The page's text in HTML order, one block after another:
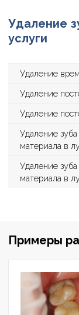
Удаление
услуги
Удаление
Удаление
Удаление
Удаление
материала в
Удаление
материала в
Примеры